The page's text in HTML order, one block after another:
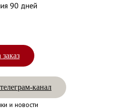
90 дней
канал
и новости